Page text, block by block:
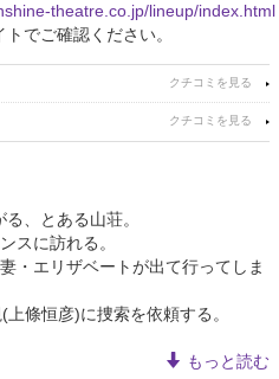
theatre.co.jp/lineup/index.html
でご確認ください。
、とある山荘。
スに訪れる。
・エリザベートが出て行ってしま
條恒彦)に捜索を依頼する。
もっと読む